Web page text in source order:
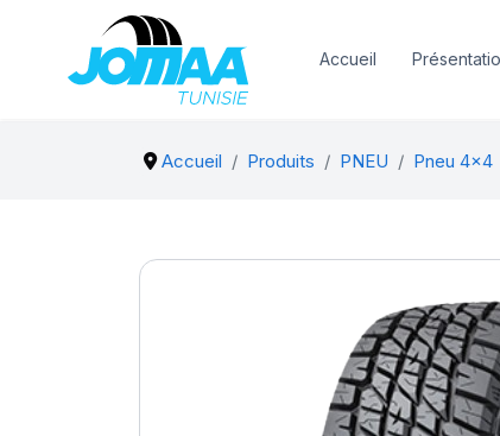
Accueil
Accueil Produits PNEU Pneu 4x4